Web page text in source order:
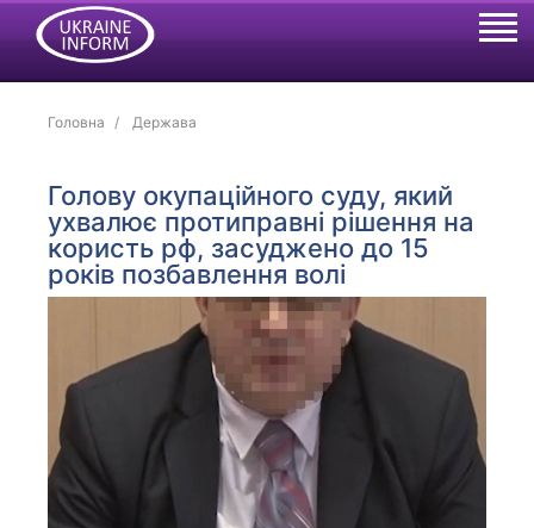
Головна Держава
Голову окупаційного суду, який
ухвалює протиправні рішення на
користь рф, засуджено до 15
років позбавлення волі